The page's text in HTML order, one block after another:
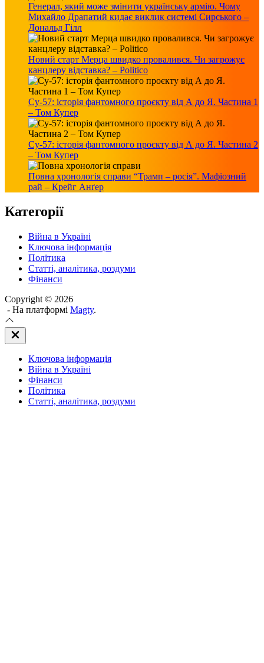
Генерал, який може змінити українську армію. Чому
Михайло Драпатий кидає виклик системі Сирського –
Дональд Гілл
Новий старт Мерца швидко провалився. Чи загрожує
канцлеру відставка? – Politico
Су-57: історія фантомного проєкту від А до Я. Частина 1
– Том Купер
Су-57: історія фантомного проєкту від А до Я. Частина 2
– Том Купер
Повна хронологія справи “Трамп – росія”. Мафіозний
рай – Крейг Анґер
Категорії
Війна в Україні
Ключова інформація
Політика
Статті, аналітика, роздуми
Фінанси
Copyright © 2026
- На платформі Magty.
Закрити
Off
(поза
полотном)
Ключова інформація
Війна в Україні
Фінанси
Політика
Статті, аналітика, роздуми